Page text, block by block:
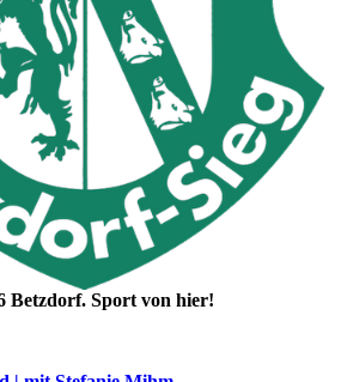
Betzdorf. Sport von hier!